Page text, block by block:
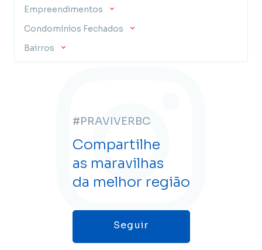
Empreendimentos
Condomínios Fechados
Bairros
#PRAVIVERBC
Compartilhe
as maravilhas
da melhor região
Seguir